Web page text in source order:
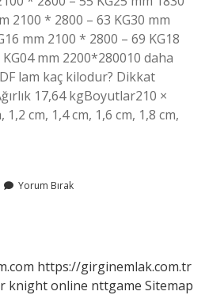
2100 * 2800 – 63 KG30 mm
mm 2100 * 2800 – 69 KG18
mm 2200*280010 daha
lam kaç kilodur? Dikkat
17,64 kgBoyutlar210 ×
1,2 cm, 1,4 cm, 1,6 cm, 1,8 cm,
Yorum Bırak
https://girginemlak.com.tr
knight online nttgame Sitemap